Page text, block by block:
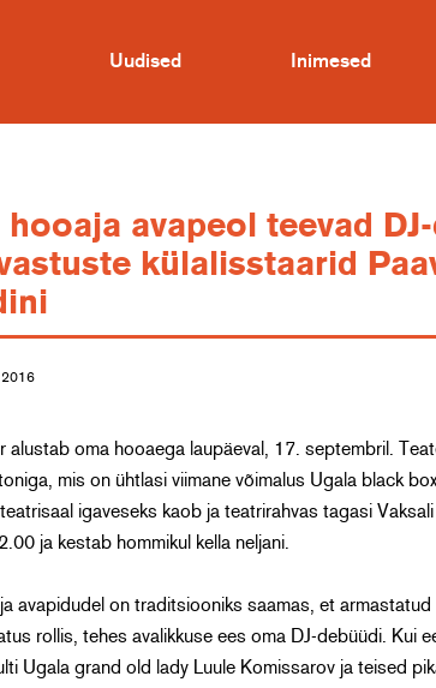
Uudised Inimesed
hooaja avapeol teevad
külalisstaarid
2016
alustab oma hooaega laupäeval, 17. septembril.
mis on ühtlasi viimane võimalus Ugala black
igaveseks kaob ja teatrirahvas tagasi
ja kestab hommikul kella neljani.
avapidudel on traditsiooniks saamas, et
rollis, tehes avalikkuse ees oma DJ-debüüdi. Kui
Ugala grand old lady Luule Komissarov ja teised